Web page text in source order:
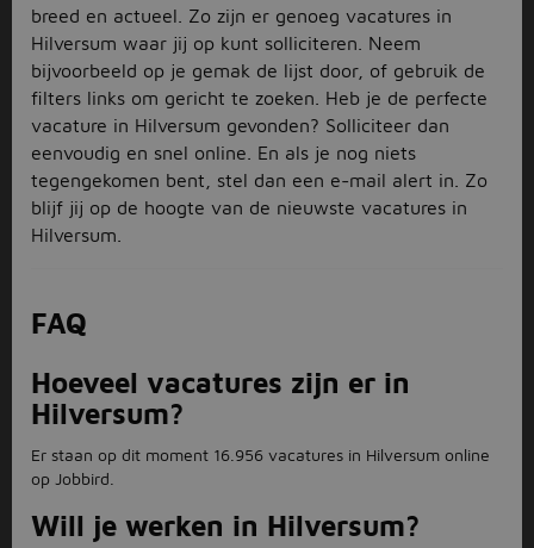
breed en actueel. Zo zijn er genoeg vacatures in
Hilversum waar jij op kunt solliciteren. Neem
bijvoorbeeld op je gemak de lijst door, of gebruik de
filters links om gericht te zoeken. Heb je de perfecte
vacature in Hilversum gevonden? Solliciteer dan
eenvoudig en snel online. En als je nog niets
tegengekomen bent, stel dan een e-mail alert in. Zo
blijf jij op de hoogte van de nieuwste vacatures in
Hilversum.
FAQ
Hoeveel vacatures zijn er in
Hilversum?
Er staan op dit moment 16.956 vacatures in Hilversum online
op Jobbird.
Will je werken in Hilversum?